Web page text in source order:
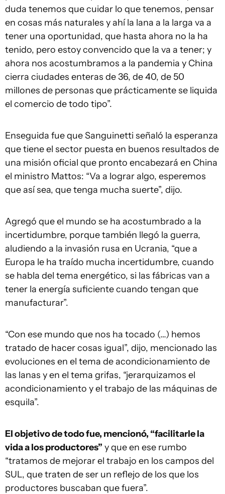
duda tenemos que cuidar lo que tenemos, pensar
en cosas más naturales y ahí la lana a la larga va a
tener una oportunidad, que hasta ahora no la ha
tenido, pero estoy convencido que la va a tener; y
ahora nos acostumbramos a la pandemia y China
cierra ciudades enteras de 36, de 40, de 50
millones de personas que prácticamente se liquida
el comercio de todo tipo”.
Enseguida fue que Sanguinetti señaló la esperanza
que tiene el sector puesta en buenos resultados de
una misión oficial que pronto encabezará en China
el ministro Mattos: “Va a lograr algo, esperemos
que así sea, que tenga mucha suerte”, dijo.
Agregó que el mundo se ha acostumbrado a la
incertidumbre, porque también llegó la guerra,
aludiendo a la invasión rusa en Ucrania, “que a
Europa le ha traído mucha incertidumbre, cuando
se habla del tema energético, si las fábricas van a
tener la energía suficiente cuando tengan que
manufacturar”.
“Con ese mundo que nos ha tocado (…) hemos
tratado de hacer cosas igual”, dijo, mencionado las
evoluciones en el tema de acondicionamiento de
las lanas y en el tema grifas, “jerarquizamos el
acondicionamiento y el trabajo de las máquinas de
esquila”.
El objetivo de todo fue, mencionó, “facilitarle la
vida a los productores” y que en ese rumbo
“tratamos de mejorar el trabajo en los campos del
SUL, que traten de ser un reflejo de los que los
productores buscaban que fuera”.